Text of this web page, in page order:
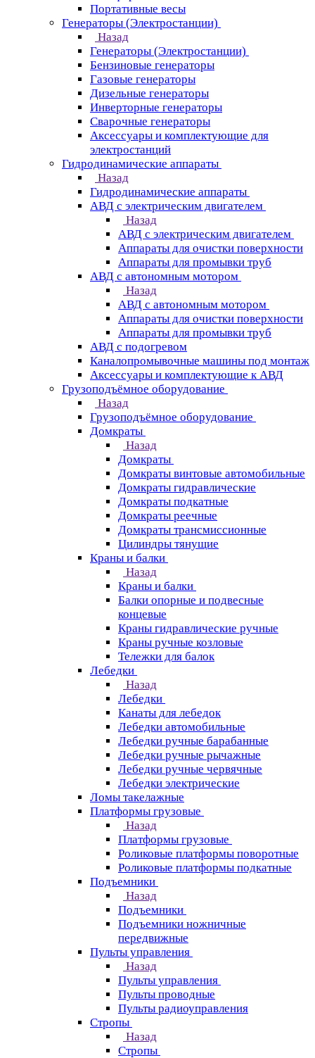
Портативные весы
Генераторы (Электростанции)
Назад
Генераторы (Электростанции)
Бензиновые генераторы
Газовые генераторы
Дизельные генераторы
Инверторные генераторы
Сварочные генераторы
Аксессуары и комплектующие для
электростанций
Гидродинамические аппараты
Назад
Гидродинамические аппараты
АВД с электрическим двигателем
Назад
АВД с электрическим двигателем
Аппараты для очистки поверхности
Аппараты для промывки труб
АВД с автономным мотором
Назад
АВД с автономным мотором
Аппараты для очистки поверхности
Аппараты для промывки труб
АВД с подогревом
Каналопромывочные машины под монтаж
Аксессуары и комплектующие к АВД
Грузоподъёмное оборудование
Назад
Грузоподъёмное оборудование
Домкраты
Назад
Домкраты
Домкраты винтовые автомобильные
Домкраты гидравлические
Домкраты подкатные
Домкраты реечные
Домкраты трансмиссионные
Цилиндры тянущие
Краны и балки
Назад
Краны и балки
Балки опорные и подвесные
концевые
Краны гидравлические ручные
Краны ручные козловые
Тележки для балок
Лебедки
Назад
Лебедки
Канаты для лебедок
Лебедки автомобильные
Лебедки ручные барабанные
Лебедки ручные рычажные
Лебедки ручные червячные
Лебедки электрические
Ломы такелажные
Платформы грузовые
Назад
Платформы грузовые
Роликовые платформы поворотные
Роликовые платформы подкатные
Подъемники
Назад
Подъемники
Подъемники ножничные
передвижные
Пульты управления
Назад
Пульты управления
Пульты проводные
Пульты радиоуправления
Стропы
Назад
Стропы